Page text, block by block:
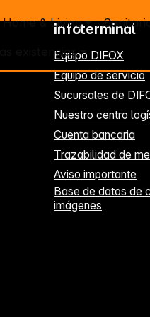
Home & Living
existencias
Infoterminal
Equipo DIFOX
Equipo de servicio
Sucursales de
Nuestro centro
Cuenta bancaria
Trazabilidad de
Aviso importante
Base de datos de
imágenes